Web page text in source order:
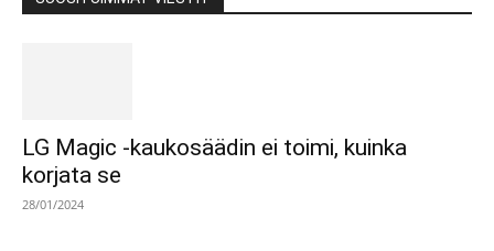
LG Magic -kaukosäädin ei toimi, kuinka
korjata se
28/01/2024